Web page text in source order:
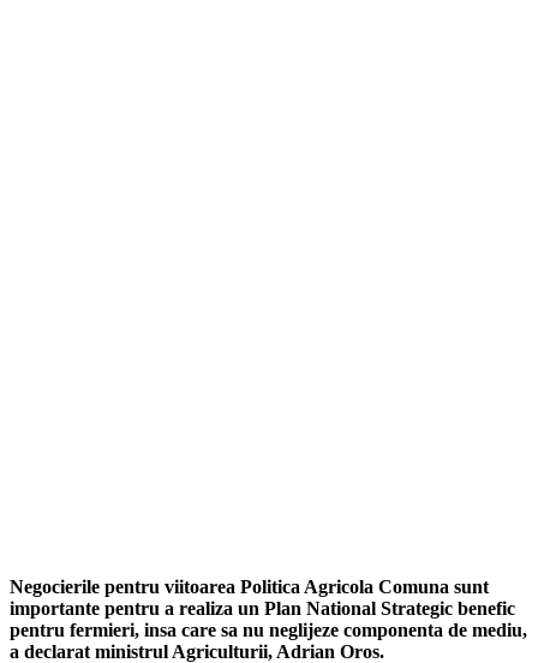
Negocierile pentru viitoarea Politica Agricola Comuna sunt
importante pentru a realiza un Plan National Strategic benefic
pentru fermieri, insa care sa nu neglijeze componenta de mediu,
a declarat ministrul Agriculturii, Adrian Oros.